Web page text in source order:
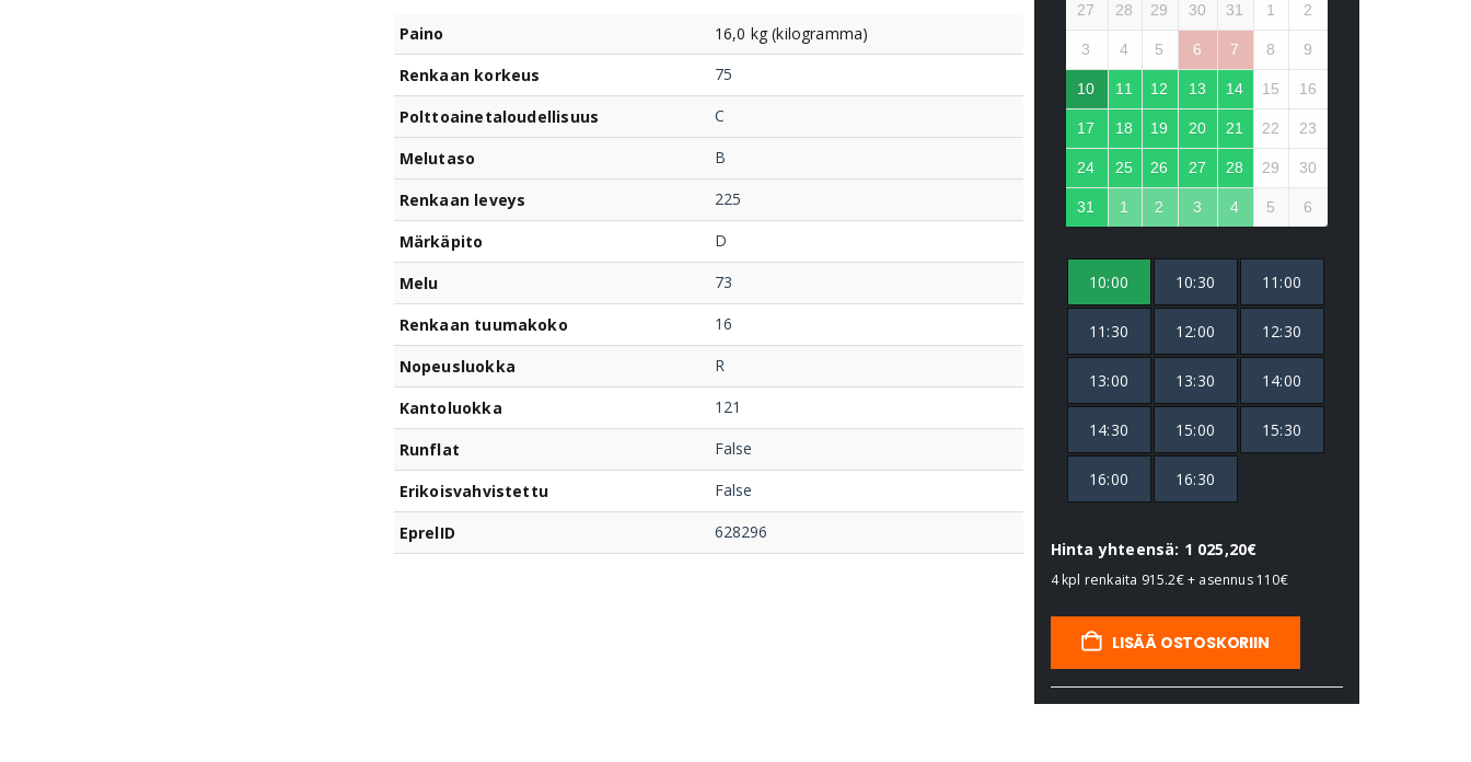
Paino
16,0 kg (kilogramma)
Renkaan korkeus
75
Polttoainetaloudellisuus C
Melutaso B
Renkaan leveys 225
Märkäpito D
Melu 73
Renkaan tuumakoko 16
Nopeusluokka R
Kantoluokka 121
Runflat False
Erikoisvahvistettu False
EprelID 628296
27 28 29 30 31 1 2
3 4 5 6 7 8 9
10 11 12 13 14 15 16
17 18 19 20 21 22 23
24 25 26 27 28 29 30
31 1 2 3 4 5 6
10:00 10:30 11:00
11:30 12:00 12:30
13:00 13:30 14:00
14:30 15:00 15:30
16:00 16:30
Hinta yhteensä: 1 025,20€
4 kpl renkaita 915.2€+ asennus 110€
LISÄÄ OSTOSKORIIN